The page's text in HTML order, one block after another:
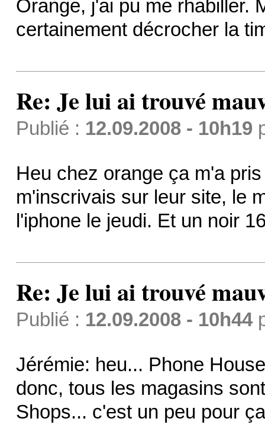
Orange, j'ai pu me rhabiller.
certainement décrocher la
Re: Je lui ai trouvé
Publié : 12.09.2008 - 10h19
Heu chez orange ça m'a
m'inscrivais sur leur site, le
l'iphone le jeudi. Et un noir
Re: Je lui ai trouvé
Publié : 12.09.2008 - 10h44
Jérémie: heu... Phone
donc, tous les magasins
Shops... c'est un peu pour